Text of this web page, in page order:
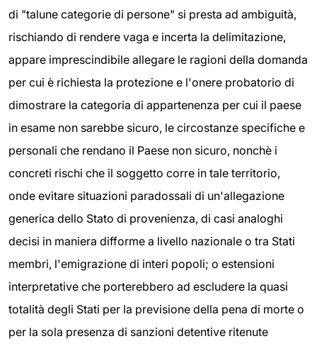
di "talune categorie di persone" si presta ad ambiguità,
rischiando di rendere vaga e incerta la delimitazione,
appare imprescindibile allegare le ragioni della domanda
per cui è richiesta la protezione e l'onere probatorio di
dimostrare la categoria di appartenenza per cui il paese
in esame non sarebbe sicuro, le circostanze specifiche e
personali che rendano il Paese non sicuro, nonchè i
concreti rischi che il soggetto corre in tale territorio,
onde evitare situazioni paradossali di un'allegazione
generica dello Stato di provenienza, di casi analoghi
decisi in maniera difforme a livello nazionale o tra Stati
membri, l'emigrazione di interi popoli; o estensioni
interpretative che porterebbero ad escludere la quasi
totalità degli Stati per la previsione della pena di morte o
per la sola presenza di sanzioni detentive ritenute